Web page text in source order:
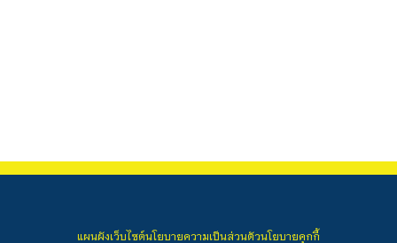
แผนผังเว็บไซต์นโยบายความเป็นส่วนตัวนโยบายคุกกี้